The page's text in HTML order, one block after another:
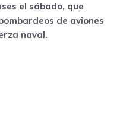
el sábado, que
de aviones
naval.